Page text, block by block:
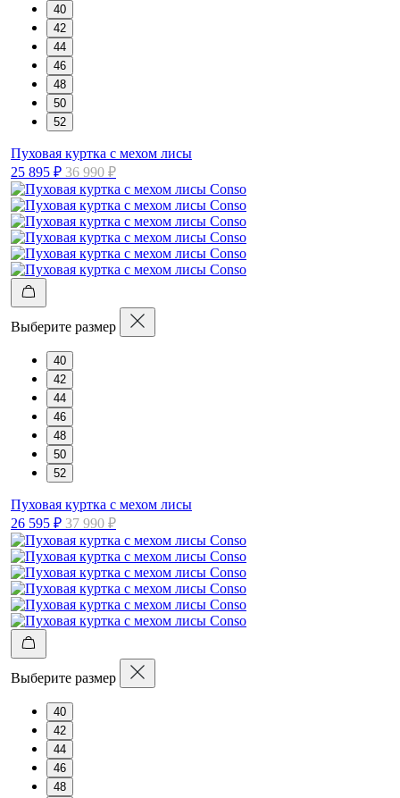
40
42
44
46
48
50
52
Пуховая куртка с мехом лисы
25 895 ₽ 36 990 ₽
Выберите размер
40
42
44
46
48
50
52
Пуховая куртка с мехом лисы
26 595 ₽ 37 990 ₽
Выберите размер
40
42
44
46
48